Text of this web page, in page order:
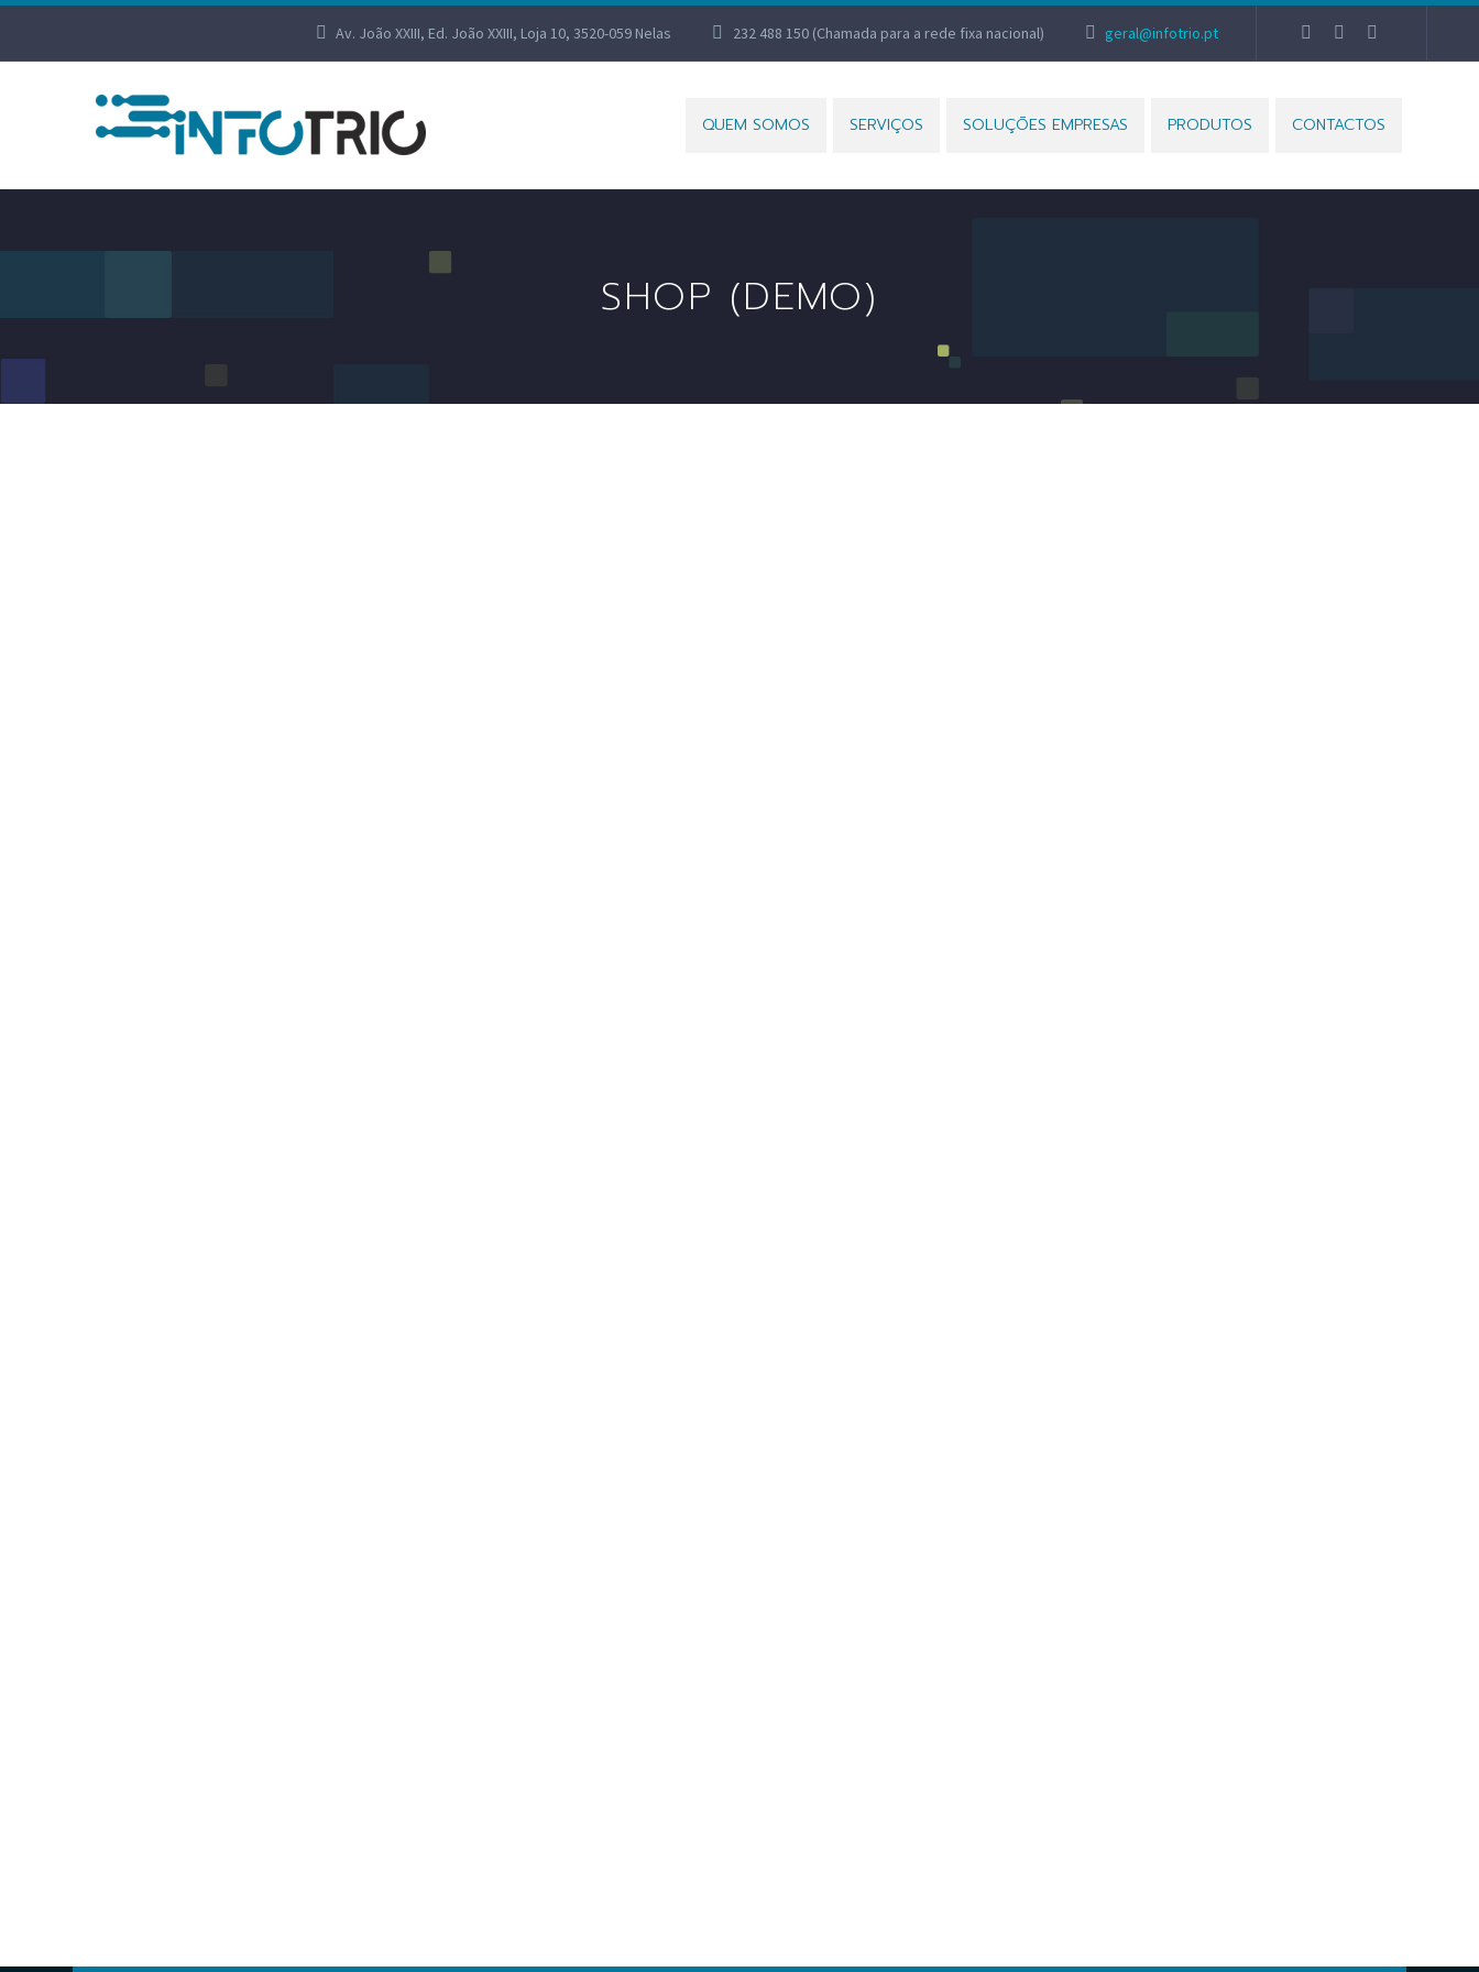
Av. João XXIII, Ed. João XXIII, Loja 10, 3520-059 Nelas 232 488 150 (Chamada para a rede fixa nacional) geral@infotrio.pt
QUEM SOMOS SERVIÇOS SOLUÇÕES EMPRESAS PRODUTOS CONTACTOS
SHOP (DEMO)